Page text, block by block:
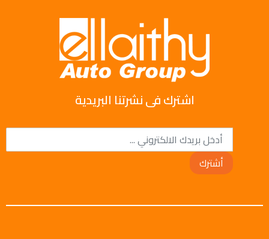
اشترك فى نشرتنا البريدية
أشترك